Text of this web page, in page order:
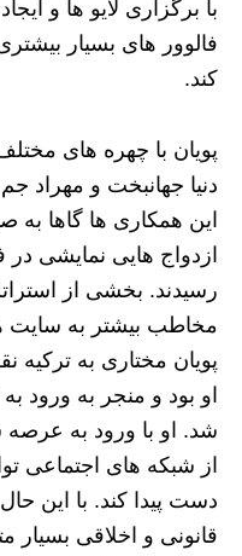
با برگزاری لایو ها و
فالوور های بسیار
کند.
پویان با چهره های
دنیا جهانبخت و مهراد
این همکاری ها گاها به
ازدواج هایی نمایشی
رسیدند. بخشی از
مخاطب بیشتر به سایت
پویان مختاری به
او بود و منجر به ورود
شد. او با ورود به عرصه
از شبکه های اجتماعی
دست پیدا کند. با این
قانونی و اخلاقی بسیار